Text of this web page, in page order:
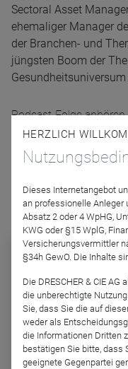
Sectoral Asset
ehemaliger Manager
der Branchen- und
jüngsten Boom der
Gesundheitsuniversum
Podcast-Folge anhören
Podcast abonnieren
HERZLICH
Dieses Internetangebot
an professionelle Anleger
Absatz 2 oder 4 WpHG,
KWG oder §15 WplG,
Versicherungsvermittler
§34h GewO. Die Inhalte
Die DRESCHER & CIE
die unberechtigte
Sie, dass Sie die auf
weder als
die Informationen Dritten
bestätigen Sie bitte, dass
geeignete Gegenpartei